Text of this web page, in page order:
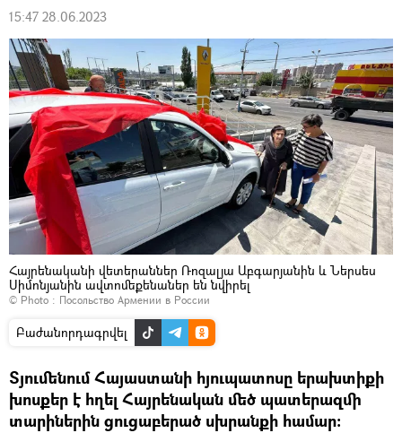
15:47 28.06.2023
Հայրենականի վետերաններ Ռոզալյա Աբգարյանին և Ներսես
Սիմոնյանին ավտոմեքենաներ են նվիրել
© Photo : Посольство Армении в России
Բաժանորդագրվել
Տյումենում Հայաստանի հյուպատոսը երախտիքի
խոսքեր է հղել Հայրենական մեծ պատերազմի
տարիներին ցուցաբերած սխրանքի համար: